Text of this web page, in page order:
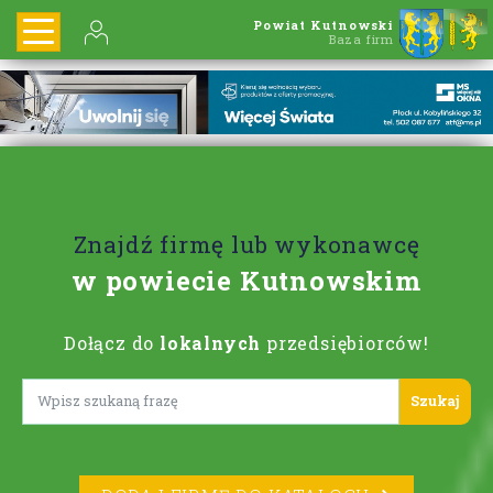
Powiat Kutnowski
Baza firm
Znajdź firmę lub wykonawcę
w powiecie Kutnowskim
Dołącz do lokalnych przedsiębiorców!
Lorem ipsum